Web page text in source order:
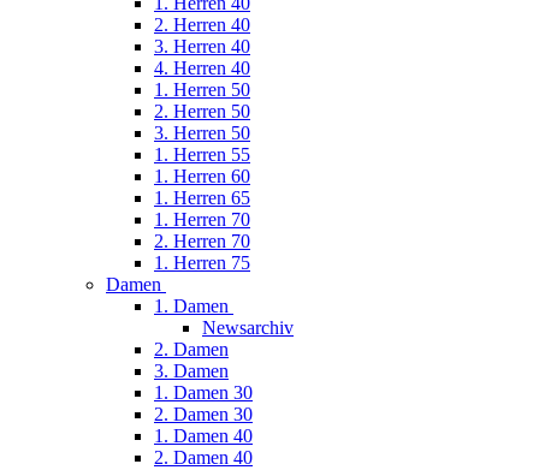
2. Herren 40
3. Herren 40
4. Herren 40
1. Herren 50
2. Herren 50
3. Herren 50
1. Herren 55
1. Herren 60
1. Herren 65
1. Herren 70
2. Herren 70
1. Herren 75
Damen
1. Damen
Newsarchiv
2. Damen
3. Damen
1. Damen 30
2. Damen 30
1. Damen 40
2. Damen 40